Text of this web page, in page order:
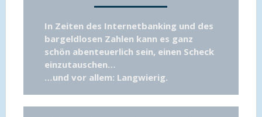
In Zeiten des Internetbanking und des
bargeldlosen Zahlen kann es ganz
schön abenteuerlich sein, einen Scheck
einzutauschen…
…und vor allem: Langwierig.